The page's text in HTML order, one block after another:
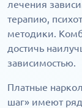
лечения
терапию,
методики.
достичь
зависимостью.
Платные
шаг» имеют